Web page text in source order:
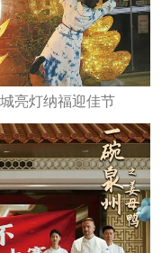
亮灯纳福迎佳节